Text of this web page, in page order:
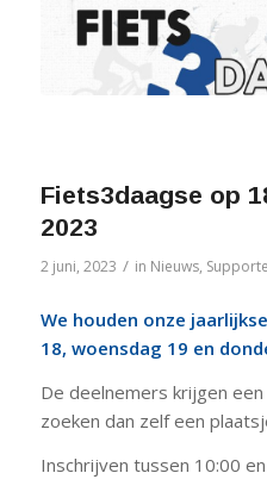
Fiets3daagse op
2023
2 juni, 2023 / in Nieuws,
We houden onze
18, woensdag 19 en
De deelnemers krijgen
zoeken dan zelf een
Inschrijven tussen 10:00